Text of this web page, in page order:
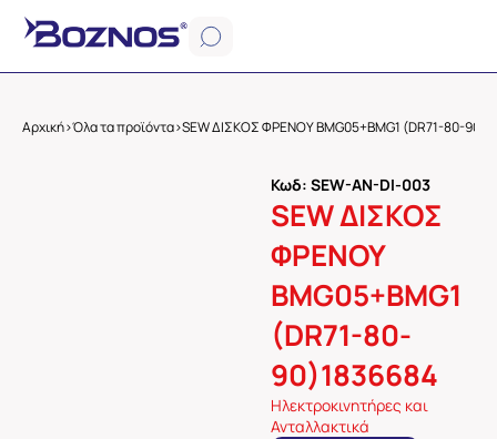
Αρχική>Όλα τα προϊόντα>SEW ΔΙΣΚΟΣ ΦΡENOY ΒΜG05+BMG1 (DR71-80-
Κωδ: SEW-AN-DI-003
SEW ΔΙΣΚΟΣ
ΦΡENOY
ΒΜG05+BMG1
(DR71-80-
90)1836684
Ηλεκτροκινητήρες και
Ανταλλακτικά